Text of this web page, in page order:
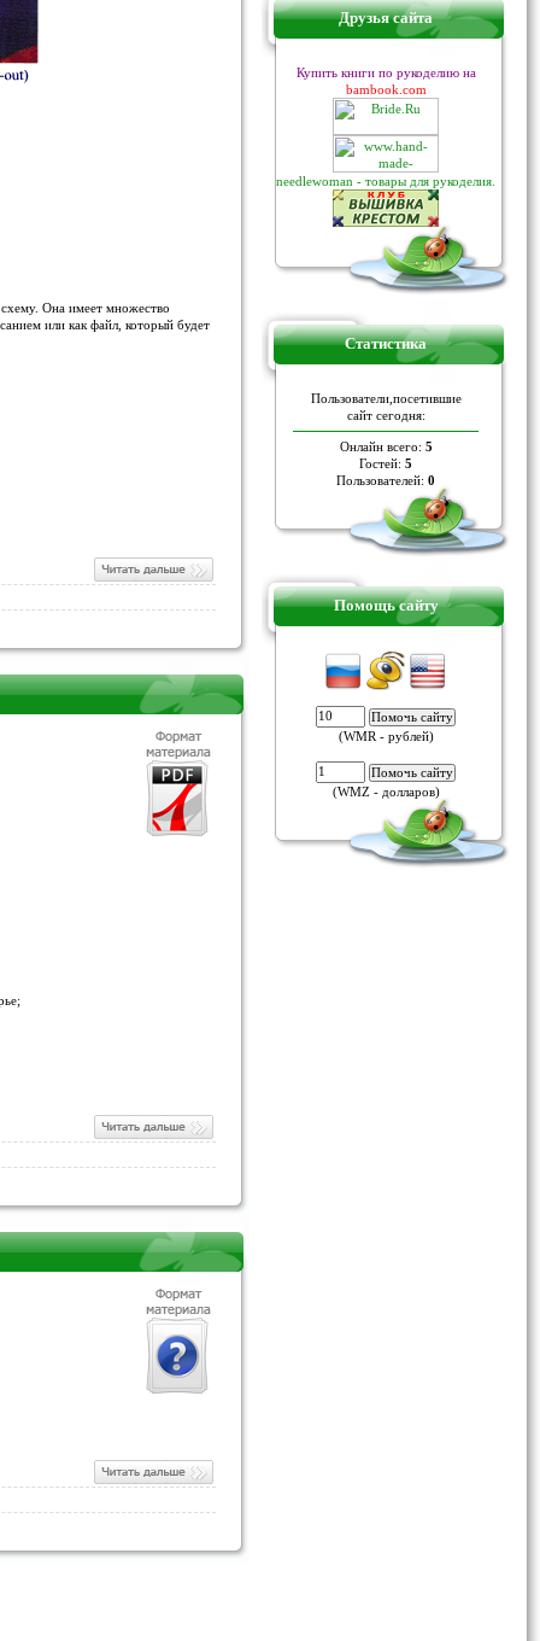
Она имеет множество
или как файл, который будет
Друзья сайта
Купить книги по рукоделию на
bambook.com
needlewoman - товары для рукоделия.
Статистика
Пoльзoвaтели,пoceтившие
caйт ceгoдня:
Онлайн всего: 5
Гостей: 5
Пользователей: 0
Помощь сайту
(WMR - рублей)
(WMZ - долларов)